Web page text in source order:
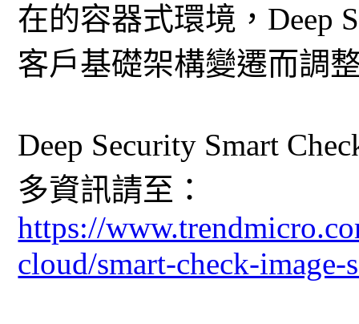
在的容器式環境，Deep
客戶基礎架構變遷而調
Deep Security Smart
多資訊請至：
https://
cloud/smart-check-image-